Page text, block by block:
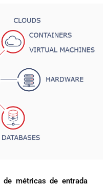
métricas de entrada